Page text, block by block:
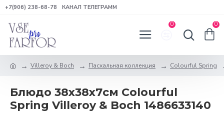
+7(906) 238-68-78 КАНАЛ ТЕЛЕГРАММ
0 0
Villeroy & Boch Пасхальная коллекция Colourful Spring
Блюдо 38х38х7см Colourful
Spring Villeroy & Boch 1486633140